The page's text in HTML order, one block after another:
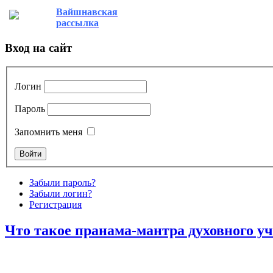
Вайшнавская
рассылка
Вход на сайт
Логин
Пароль
Запомнить меня
Забыли пароль?
Забыли логин?
Регистрация
Что такое пранама-мантра духовного